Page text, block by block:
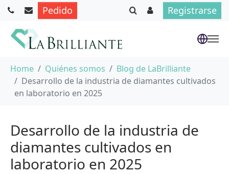
Pedido Registrarse
Home Quiénes somos
Blog de LaBrilliante
Desarrollo de la industria de diamantes cultivados
en laboratorio en 2025
Desarrollo de la industria de
diamantes cultivados en
laboratorio en 2025